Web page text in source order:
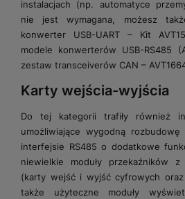
instalacjach (np. automatyce
nie jest wymagana, możesz
konwerter USB-UART – Kit
modele konwerterów USB-RS485
zestaw transceiverów CAN –
Karty wejścia-wyjścia
Do tej kategorii trafiły również
umożliwiające wygodną
interfejsie RS485 o dodatkowe
niewielkie moduły przekaźników z
(karty wejść i wyjść cyfrowych
także użyteczne moduły